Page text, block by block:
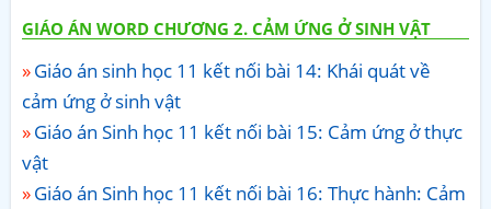
GIÁO ÁN WORD CHƯƠNG 2. CẢM ỨNG Ở SINH VẬT
Giáo án sinh học 11 kết nối bài 14: Khái quát về
cảm ứng ở sinh vật
Giáo án Sinh học 11 kết nối bài 15: Cảm ứng ở thực
vật
Giáo án Sinh học 11 kết nối bài 16: Thực hành: Cảm